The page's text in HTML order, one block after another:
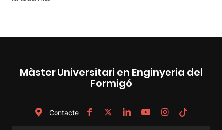
Màster Universitari en Enginyeria del
Formigó
Contacte